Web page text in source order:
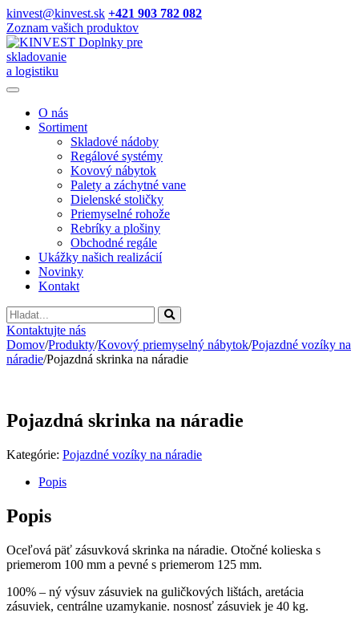
kinvest@kinvest.sk +421 903 782 082
Zoznam vašich produktov
Doplnky pre
skladovanie
a logistiku
O nás
Sortiment
Skladové nádoby
Regálové systémy
Kovový nábytok
Palety a záchytné vane
Dielenské stoličky
Priemyselné rohože
Rebríky a plošiny
Obchodné regále
Ukážky našich realizácií
Novinky
Kontakt
Vyhladavanie
Kontaktujte nás
Domov/Produkty/Kovový priemyselný nábytok/Pojazdné vozíky na
náradie/Pojazdná skrinka na náradie
Pojazdná skrinka na náradie
Kategórie: Pojazdné vozíky na náradie
Popis
Popis
Oceľová päť zásuvková skrinka na náradie. Otočné kolieska s
priemerom 100 mm a pevné s priemerom 125 mm.
100% – ný výsuv zásuviek na guličkových lištách, aretácia
zásuviek, centrálne uzamykanie. nosnosť zásuviek je 40 kg.